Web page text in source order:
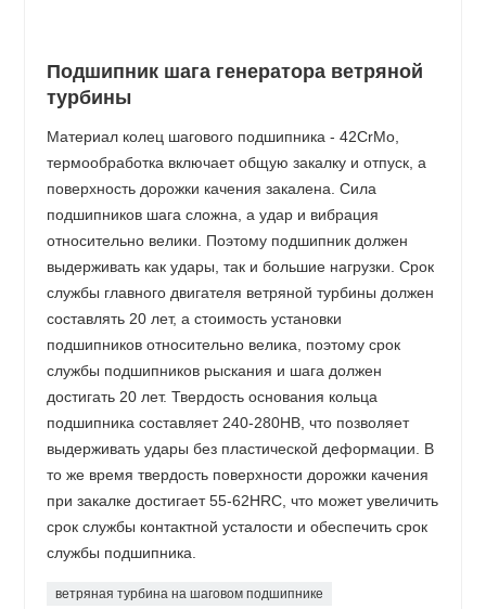
Подшипник шага генератора ветряной
турбины
Материал колец шагового подшипника - 42CrMo,
термообработка включает общую закалку и отпуск, а
поверхность дорожки качения закалена. Сила
подшипников шага сложна, а удар и вибрация
относительно велики. Поэтому подшипник должен
выдерживать как удары, так и большие нагрузки. Срок
службы главного двигателя ветряной турбины должен
составлять 20 лет, а стоимость установки
подшипников относительно велика, поэтому срок
службы подшипников рыскания и шага должен
достигать 20 лет. Твердость основания кольца
подшипника составляет 240-280HB, что позволяет
выдерживать удары без пластической деформации. В
то же время твердость поверхности дорожки качения
при закалке достигает 55-62HRC, что может увеличить
срок службы контактной усталости и обеспечить срок
службы подшипника.
ветряная турбина на шаговом подшипнике